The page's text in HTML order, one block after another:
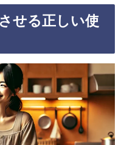
せる正しい使